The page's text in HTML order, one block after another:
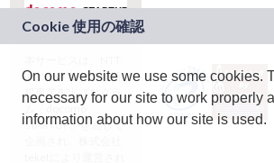
ドコモグループの新
規事業創出プログラ
ム「docomo
STARTUP」を通じて
On our website we use some cookies.
necessary for our site to work properly
information about how our site is used.